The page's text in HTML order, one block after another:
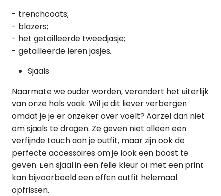
- trenchcoats;
- blazers;
- het getailleerde tweedjasje;
- getailleerde leren jasjes.
Sjaals
Naarmate we ouder worden, verandert het uiterlijk
van onze hals vaak. Wil je dit liever verbergen
omdat je je er onzeker over voelt? Aarzel dan niet
om sjaals te dragen. Ze geven niet alleen een
verfijnde touch aan je outfit, maar zijn ook de
perfecte accessoires om je look een boost te
geven. Een sjaal in een felle kleur of met een print
kan bijvoorbeeld een effen outfit helemaal
opfrissen.